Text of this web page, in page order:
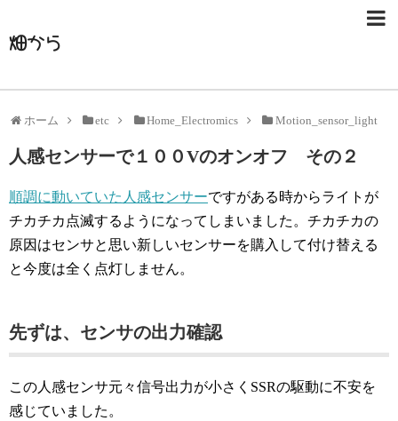
畑から
ホーム etc Home_Electromics Motion_sensor_light
人感センサーで１００Vのオンオフ その２
順調に動いていた人感センサーですがある時からライトが
チカチカ点滅するようになってしまいました。チカチカの
原因はセンサと思い新しいセンサーを購入して付け替える
と今度は全く点灯しません。
先ずは、センサの出力確認
この人感センサ元々信号出力が小さくSSRの駆動に不安を
感じていました。